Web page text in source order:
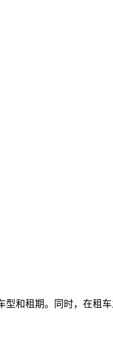
和租期。同时，在租